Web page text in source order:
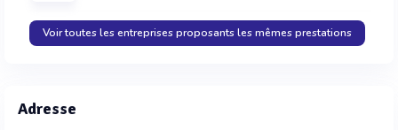
Voir toutes les entreprises proposants les mêmes prestations
Adresse